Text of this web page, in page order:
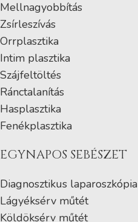
Mellnagyobbítás
Zsírleszívás
Orrplasztika
Intim plasztika
Szájfeltöltés
Ránctalanítás
Hasplasztika
Fenékplasztika
EGYNAPOS SEBÉSZET
Diagnosztikus laparoszkópia
Lágyéksérv műtét
Köldöksérv műtét